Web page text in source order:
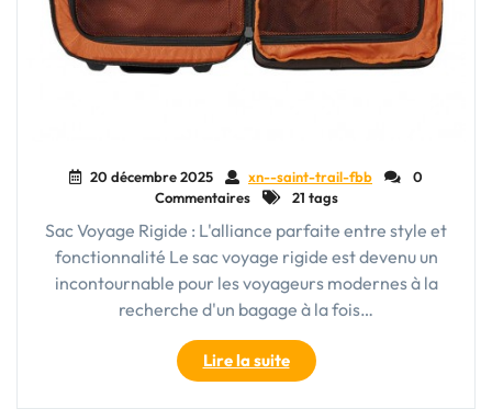
20 décembre 2025 xn--saint-trail-fbb
0
Commentaires
21 tags
Sac Voyage Rigide : L'alliance parfaite entre style et
fonctionnalité Le sac voyage rigide est devenu un
incontournable pour les voyageurs modernes à la
recherche d'un bagage à la fois…
Lire la suite"Le
Style
et